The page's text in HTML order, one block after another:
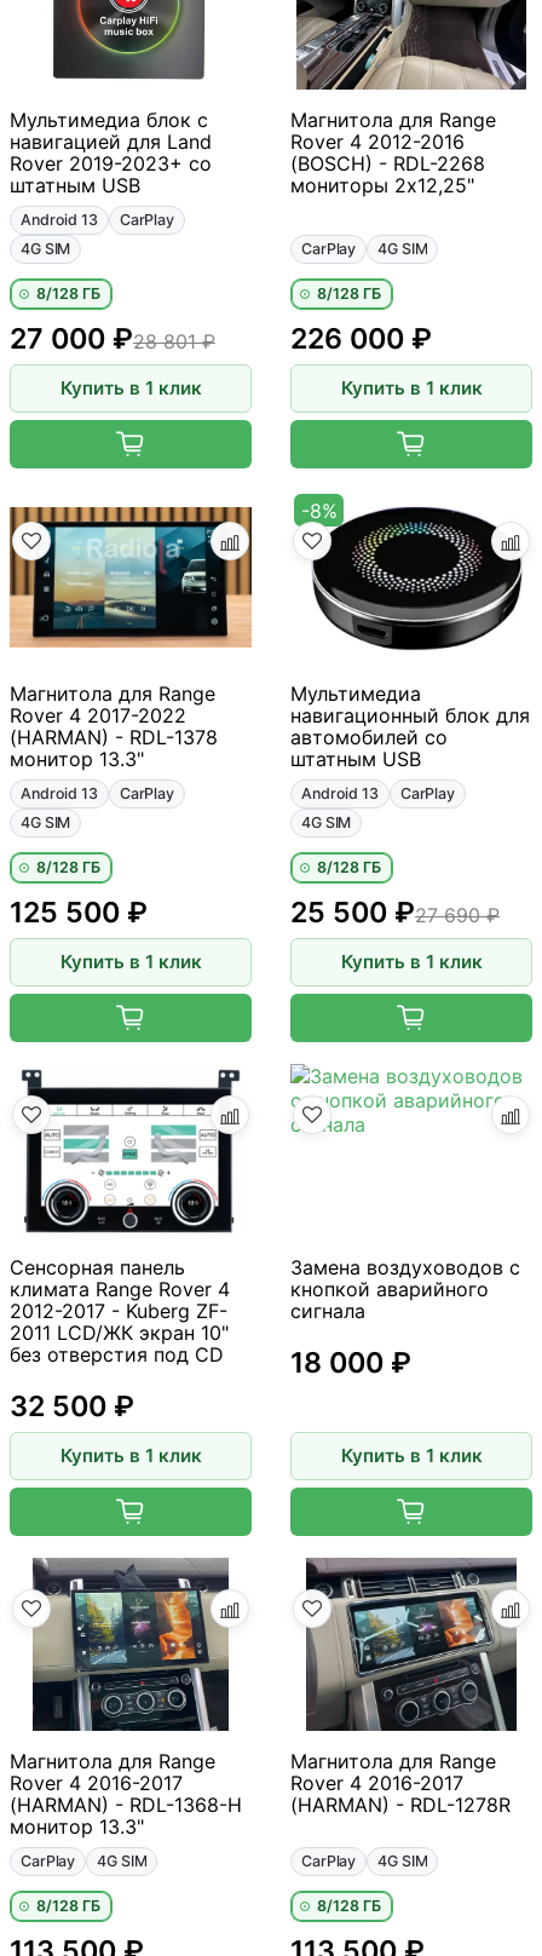
Мультимедиа блок с
навигацией для Land
Rover 2019-2023+ со
штатным USB
Android 13
CarPlay
4G SIM
8/128 ГБ
28 801 ₽
27 000 ₽
Купить в 1 клик
Магнитола для Range
Rover 4 2012-2016
(BOSCH) - RDL-2268
мониторы 2x12,25"
CarPlay 4G SIM
8/128 ГБ
226 000 ₽
Купить в 1 клик
Магнитола для Range
Rover 4 2017-2022
(HARMAN) - RDL-1378
монитор 13.3"
Android 13
CarPlay
4G SIM
8/128 ГБ
125 500 ₽
Купить в 1 клик
-8%
Мультимедиа
навигационный блок для
автомобилей со
штатным USB
Android 13
CarPlay
4G SIM
8/128 ГБ
27 690 ₽
25 500 ₽
Купить в 1 клик
Сенсорная панель
климата Range Rover 4
2012-2017 - Kuberg ZF-
2011 LCD/ЖК экран 10"
без отверстия под CD
32 500 ₽
Купить в 1 клик
Замена воздуховодов с
кнопкой аварийного
сигнала
18 000 ₽
Купить в 1 клик
Магнитола для Range
Rover 4 2016-2017
(HARMAN) - RDL-1368-H
монитор 13.3"
CarPlay 4G SIM
8/128 ГБ
Магнитола для Range
Rover 4 2016-2017
(HARMAN) - RDL-1278R
CarPlay 4G SIM
8/128 ГБ